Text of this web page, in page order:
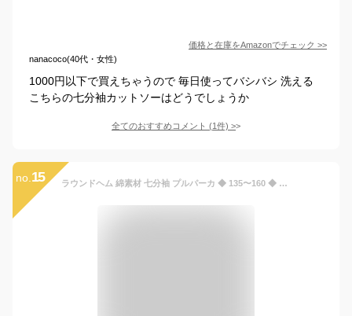
価格と在庫をAmazonでチェック >>
nanacoco(40代・女性)
1000円以下で買えちゃうので 毎日使ってバシバシ 洗える
こちらの七分袖カットソーはどうでしょうか
全てのおすすめコメント (1件) >
no. 15 ラウンドヘム 綿素材 七分袖 プルパーカ ◆ 135〜160 ◆ ◇ ジュニア ティーンズ 子供服 ガールズ 子ども 子供 キッズ こども 服 トップス パーカ 女の子 女児 春 秋 可愛い おしゃれ 通学 小学生 中学年 高学年 中学生 ◇